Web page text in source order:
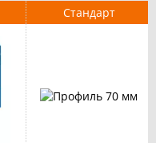
Стандарт